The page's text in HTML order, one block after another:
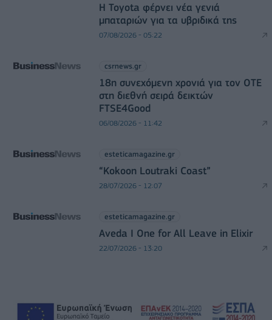
Η Toyota φέρνει νέα γενιά
μπαταριών για τα υβριδικά της
07/08/2026 - 05:22
csrnews.gr
18η συνεχόμενη χρονιά για τον ΟΤΕ
στη διεθνή σειρά δεικτών
FTSE4Good
06/08/2026 - 11:42
esteticamagazine.gr
“Kokoon Loutraki Coast”
28/07/2026 - 12:07
esteticamagazine.gr
Aveda I One for All Leave in Elixir
22/07/2026 - 13:20